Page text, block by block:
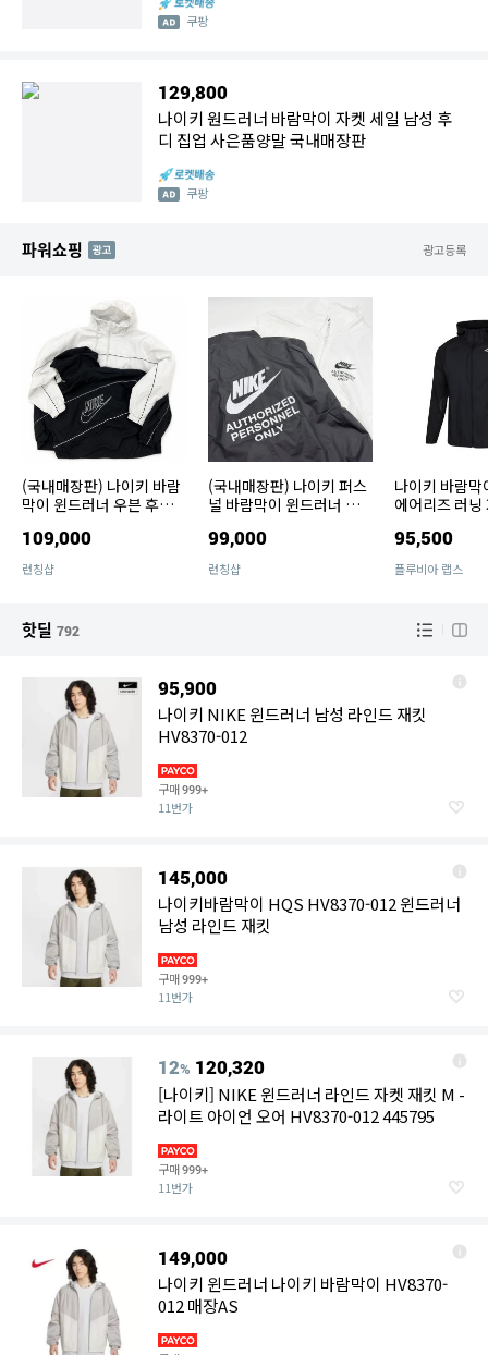
쿠팡
129,800
나이키 원드러너 바람막이 자켓 세일 남성 후
디 집업 사은품양말 국내매장판
쿠팡
파워쇼핑 AD 광고등록
(국내매장판) 나이키 바람
막이 윈드러너 우븐 후드
109,000
런칭샵
(국내매장판) 나이키 퍼스
널 바람막이 윈드러너 풀
99,000
런칭샵
나이키 바람막
에어리즈 러닝
95,500
플루비아 랩스
핫딜 792
95,900
나이키 NIKE 윈드러너 남성 라인드 재킷
HV8370-012
구매999+
11번가
145,000
나이키바람막이 HQS HV8370-012 윈드러너
남성 라인드 재킷
구매999+
11번가
12% 120,320
[나이키] NIKE 윈드러너 라인드 자켓 재킷 M -
라이트 아이언 오어 HV8370-012 445795
구매999+
11번가
149,000
나이키 윈드러너 나이키 바람막이 HV8370-
012 매장AS